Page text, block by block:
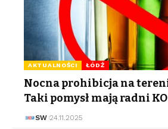
AKTUALNOŚCI ŁÓDŹ
Nocna prohibicja na
Taki pomysł mają radni KO
SW 24.11.2025